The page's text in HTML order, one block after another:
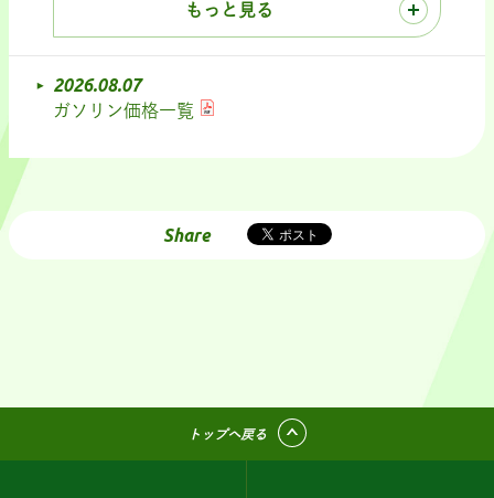
もっと見る
2026.08.07
ガソリン価格一覧
Share
トップへ戻る